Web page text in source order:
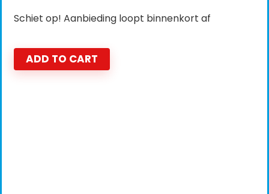
Schiet op! Aanbieding loopt binnenkort af
ADD TO CART